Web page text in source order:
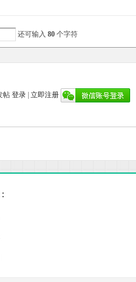
还可输入 80 个字符
帖 登录| 立即注册